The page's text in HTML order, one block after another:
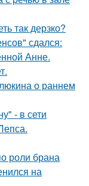
так дерзко?
сдался:
Анне.
о раннем
- в сети
роли брана
на